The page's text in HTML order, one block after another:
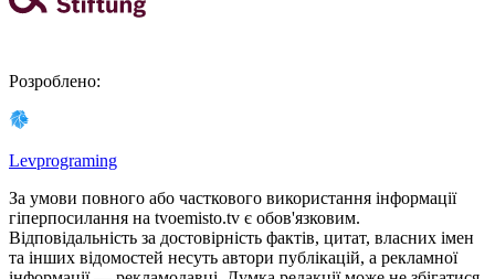
Розроблено:
Levprograming
За умови повного або часткового використання iнформацiї
гіперпосилання на tvoemisto.tv є обов'язковим.
Відповідальність за достовірність фактів, цитат, власних імен
та інших відомостей несуть автори публікацій, а рекламної